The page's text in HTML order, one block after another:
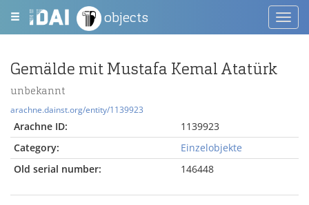
objects
Gemälde mit Mustafa Kemal Atatürk
unbekannt
arachne.dainst.org/entity/1139923
Arachne ID:
1139923
Category:
Einzelobjekte
Old serial number:
146448